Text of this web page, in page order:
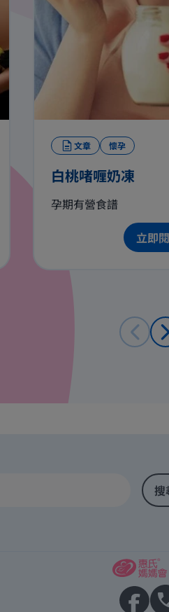
文章 懷孕
白桃啫喱奶凍
孕期有營食譜
立即